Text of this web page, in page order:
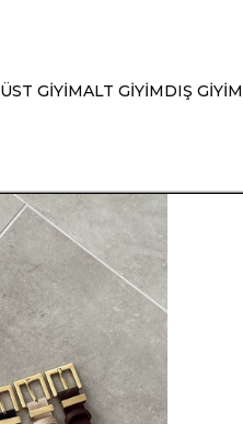
ÜST GİYİMALT GİYİMDIŞ GİYİM